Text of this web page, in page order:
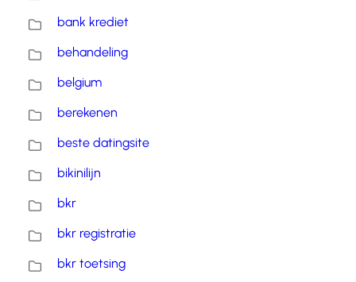
bank krediet
behandeling
belgium
berekenen
beste datingsite
bikinilijn
bkr
bkr registratie
bkr toetsing